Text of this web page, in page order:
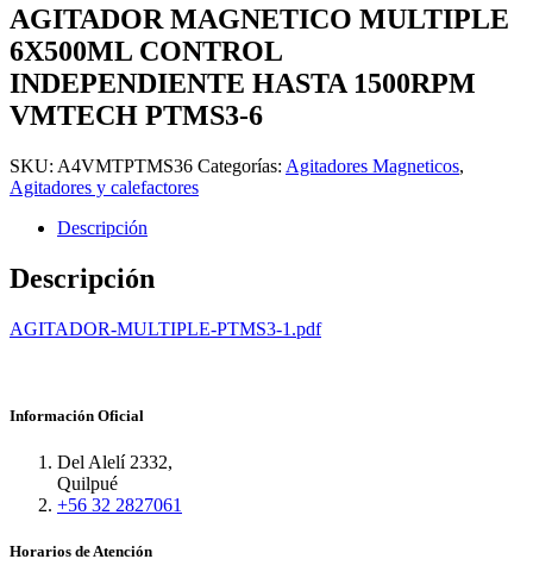
AGITADOR MAGNETICO MULTIPLE
6X500ML CONTROL
INDEPENDIENTE HASTA 1500RPM
VMTECH PTMS3-6
SKU: A4VMTPTMS36 Categorías: Agitadores Magneticos,
Agitadores y calefactores
Descripción
Descripción
AGITADOR-MULTIPLE-PTMS3-1.pdf
Información Oficial
Del Alelí 2332,
Quilpué
+56 32 2827061
Horarios de Atención